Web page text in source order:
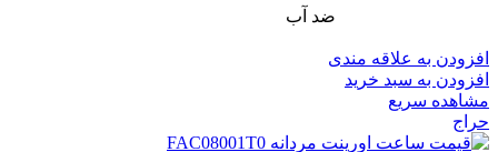
ضد آب
افزودن به علاقه مندی
افزودن به سبد خرید
مشاهده سریع
حراج